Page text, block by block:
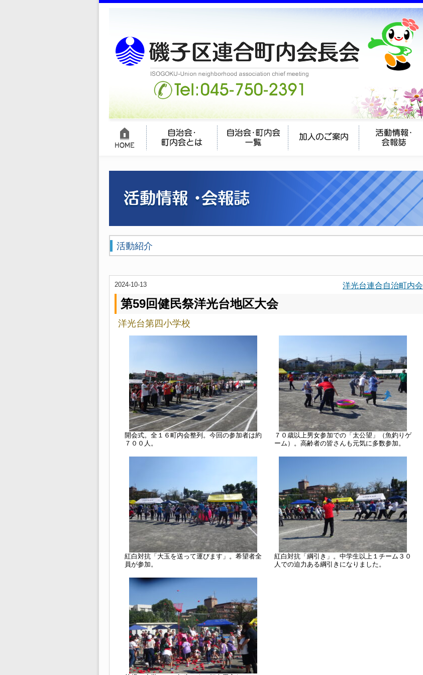
活動紹介
2024-10-13 洋光台連合自治町内会
第59回健民祭洋光台地区大会
洋光台第四小学校
開会式。全１６町内会整列。今回の参加者は約
７００人。
７０歳以上男女参加での「太公望」（魚釣りゲ
ーム）。高齢者の皆さんも元気に多数参加。
紅白対抗「大玉を送って運びます」。希望者全
員が参加。
紅白対抗「綱引き」。中学生以上１チーム３０
人での迫力ある綱引きになりました。